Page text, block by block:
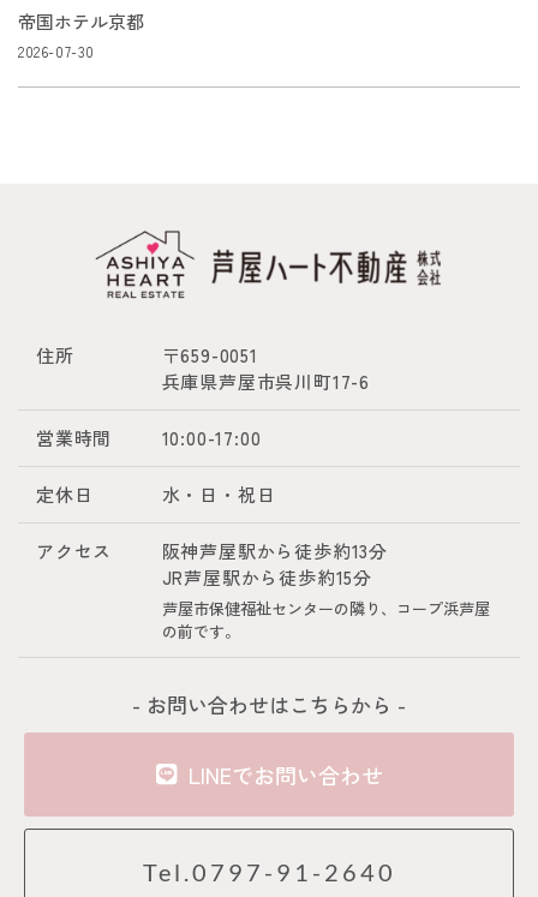
帝国ホテル京都
2026-07-30
住所
〒659-0051
兵庫県芦屋市呉川町17-6
営業時間 10:00-17:00
定休日 水・日・祝日
アクセス
阪神芦屋駅から徒歩約13分
JR芦屋駅から徒歩約15分
芦屋市保健福祉センターの隣り、コープ浜芦屋
の前です。
- お問い合わせはこちらから -
LINEでお問い合わせ
Tel.0797-91-2640